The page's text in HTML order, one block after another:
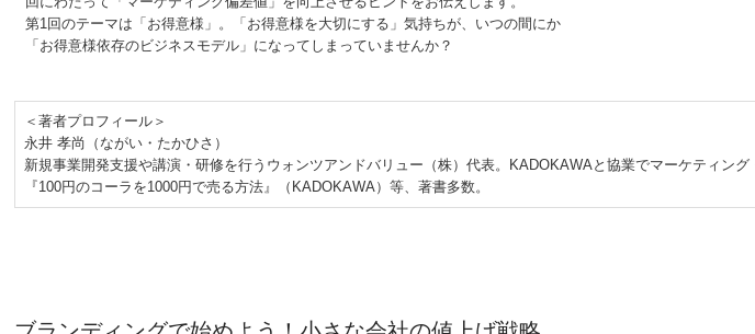
第1回のテーマは「お得意様」。「お得意様を大切にする」気持ちが、いつの間にか
「お得意様依存のビジネスモデル」になってしまっていませんか？
＜著者プロフィール＞
永井 孝尚（ながい・たかひさ）
新規事業開発支援や講演・研修を行うウォンツアンドバリュー（株）代表。KADOKAWAと協業でマーケティン
『100円のコーラを1000円で売る方法』（KADOKAWA）等、著書多数。